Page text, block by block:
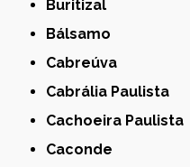
Buritizal
Bálsamo
Cabreúva
Cabrália Paulista
Cachoeira Paulista
Caconde